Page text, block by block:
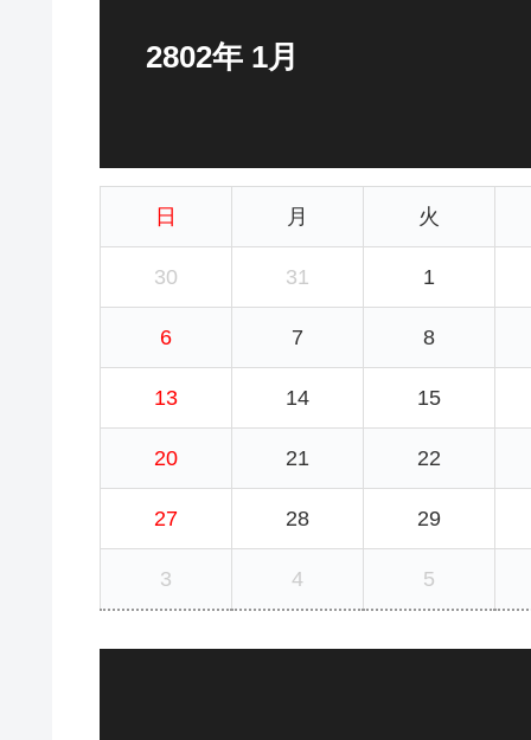
2802年 1月
日 月 火
30 31 1
6 7 8
13 14 15
20 21 22
27 28 29
3 4 5